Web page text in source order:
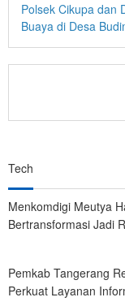
Polsek Cikupa dan
Buaya di Desa
Tech
Menkomdigi Meutya
Bertransformasi Jadi
Pemkab Tangerang
Perkuat Layanan